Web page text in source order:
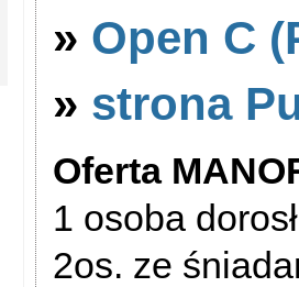
» Open C
» strona
Oferta
1 osoba
2os. ze